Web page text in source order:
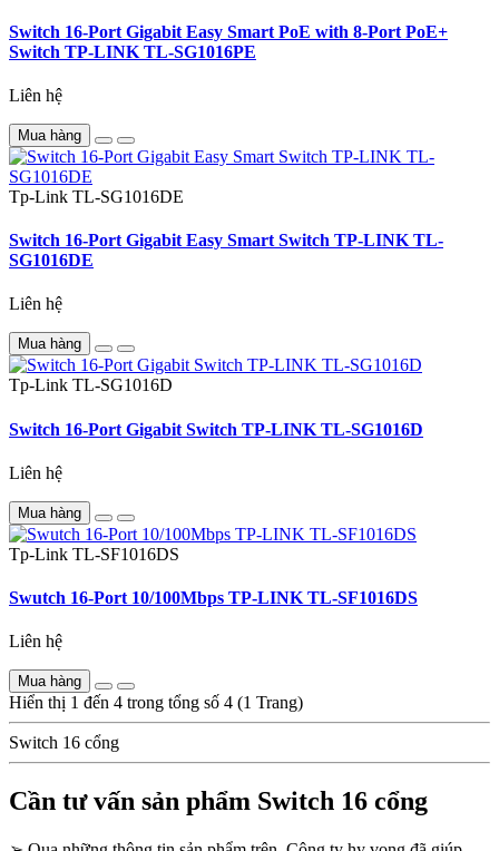
Switch 16-Port Gigabit Easy Smart PoE with 8-Port PoE+
Switch TP-LINK TL-SG1016PE
Liên hệ
Mua hàng
Tp-Link TL-SG1016DE
Switch 16-Port Gigabit Easy Smart Switch TP-LINK TL-
SG1016DE
Liên hệ
Mua hàng
Tp-Link TL-SG1016D
Switch 16-Port Gigabit Switch TP-LINK TL-SG1016D
Liên hệ
Mua hàng
Tp-Link TL-SF1016DS
Swutch 16-Port 10/100Mbps TP-LINK TL-SF1016DS
Liên hệ
Mua hàng
Hiển thị 1 đến 4 trong tổng số 4 (1 Trang)
Switch 16 cổng
Cần tư vấn sản phẩm Switch 16 cổng